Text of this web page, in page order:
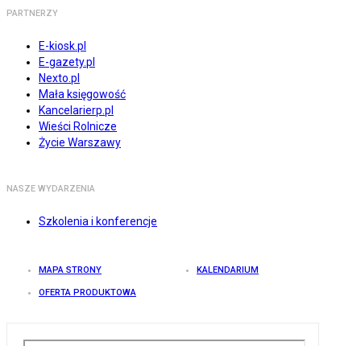
PARTNERZY
E-kiosk.pl
E-gazety.pl
Nexto.pl
Mała księgowość
Kancelarierp.pl
Wieści Rolnicze
Życie Warszawy
NASZE WYDARZENIA
Szkolenia i konferencje
MAPA STRONY KALENDARIUM
OFERTA PRODUKTOWA